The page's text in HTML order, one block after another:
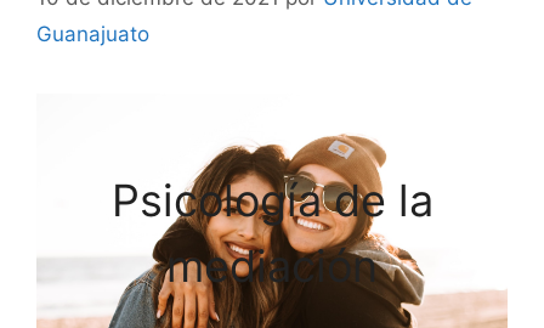
Guanajuato
Psicología de la
mediación